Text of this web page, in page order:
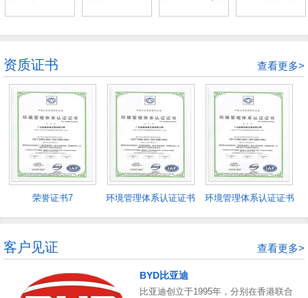
资质证书 查看更多>
荣誉证书7
环境管理体系认证证书
环境管理体系认证证书
客户见证 查看更多>
BYD比亚迪
比亚迪创立于1995年，分别在香港联合